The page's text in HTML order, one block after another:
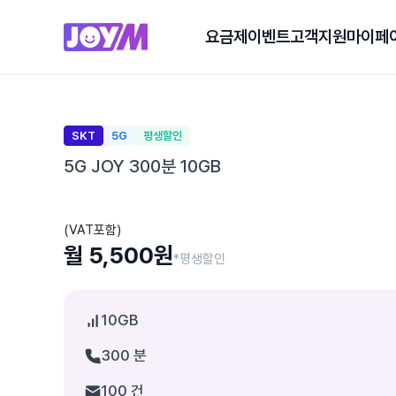
요금제 이벤트고객지원마이페
SKT 5G 평생할인
5G JOY 300분 10GB
(VAT포함)
월 5,500원*평생할인
10GB
300 분
100 건